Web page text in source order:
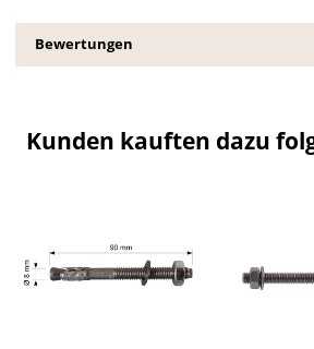
Bewertungen
Kunden kauften dazu